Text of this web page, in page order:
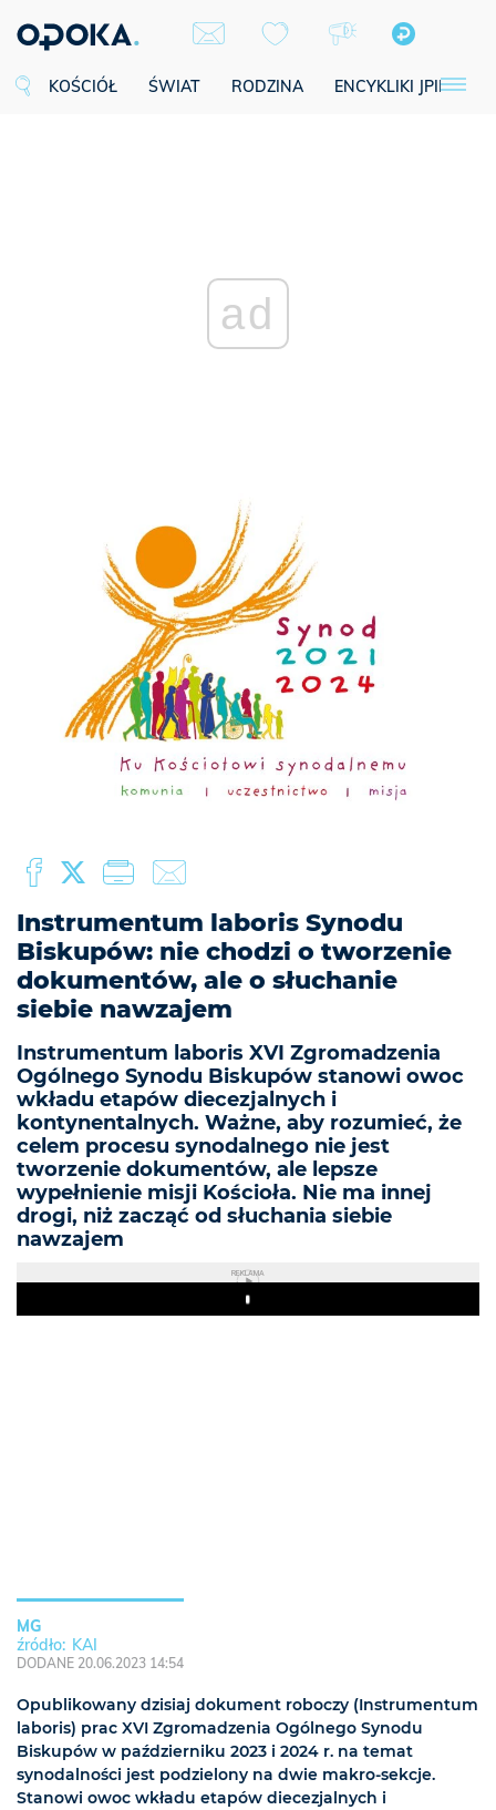
KOŚCIÓŁ ŚWIAT RODZINA ENCYKLIKI JPII
ad
Instrumentum laboris Synodu
Biskupów: nie chodzi o tworzenie
dokumentów, ale o słuchanie
siebie nawzajem
Instrumentum laboris XVI Zgromadzenia
Ogólnego Synodu Biskupów stanowi owoc
wkładu etapów diecezjalnych i
kontynentalnych. Ważne, aby rozumieć, że
celem procesu synodalnego nie jest
tworzenie dokumentów, ale lepsze
wypełnienie misji Kościoła. Nie ma innej
drogi, niż zacząć od słuchania siebie
nawzajem
REKLAMA
Play
MG
KAI
DODANE 20.06.2023 14:54
Opublikowany dzisiaj dokument roboczy (Instrumentum
laboris) prac XVI Zgromadzenia Ogólnego Synodu
Biskupów w październiku 2023 i 2024 r. na temat
synodalności jest podzielony na dwie makro-sekcje.
Stanowi owoc wkładu etapów diecezjalnych i